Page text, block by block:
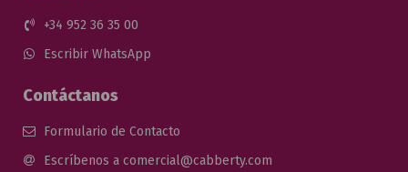
+34 952 36 35 00
Escribir WhatsApp
Contáctanos
Formulario de Contacto
Escríbenos a comercial@cabberty.com